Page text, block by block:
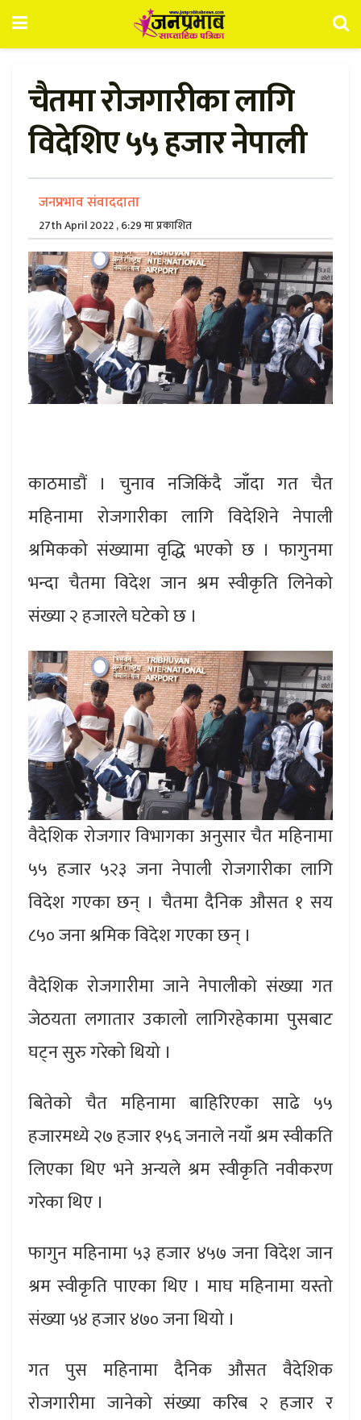
चैतमा रोजगारीका लागि
विदेशिए ५५ हजार नेपाली
जनप्रभाव संवाददाता
27th April 2022 , 6:29 मा प्रकाशित
काठमाडौं । चुनाव नजिकिंदै जाँदा गत चैत
महिनामा रोजगारीका लागि विदेशिने नेपाली
श्रमिकको संख्यामा वृद्धि भएको छ । फागुनमा
भन्दा चैतमा विदेश जान श्रम स्वीकृति लिनेको
संख्या २ हजारले घटेको छ ।
वैदेशिक रोजगार विभागका अनुसार चैत महिनामा
५५ हजार ५२३ जना नेपाली रोजगारीका लागि
विदेश गएका छन् । चैतमा दैनिक औसत १ सय
८५० जना श्रमिक विदेश गएका छन् ।
वैदेशिक रोजगारीमा जाने नेपालीको संख्या गत
जेठयता लगातार उकालो लागिरहेकामा पुसबाट
घट्न सुरु गरेको थियो ।
बितेको चैत महिनामा बाहिरिएका साढे ५५
हजारमध्ये २७ हजार १५६ जनाले नयाँ श्रम स्वीकति
लिएका थिए भने अन्यले श्रम स्वीकृति नवीकरण
गरेका थिए ।
फागुन महिनामा ५३ हजार ४५७ जना विदेश जान
श्रम स्वीकृति पाएका थिए । माघ महिनामा यस्तो
संख्या ५४ हजार ४७० जना थियो ।
गत पुस महिनामा दैनिक औसत वैदेशिक
रोजगारीमा जानेको संख्या करिब २ हजार र